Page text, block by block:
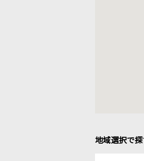
地域選択で